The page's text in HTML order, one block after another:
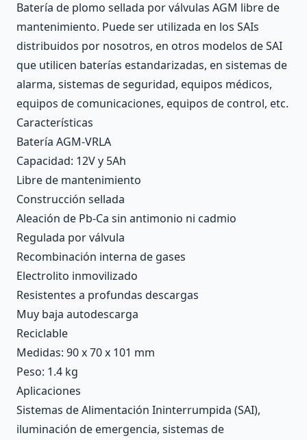
Batería de plomo sellada por válvulas AGM libre de
mantenimiento. Puede ser utilizada en los SAIs
distribuidos por nosotros, en otros modelos de SAI
que utilicen baterías estandarizadas, en sistemas de
alarma, sistemas de seguridad, equipos médicos,
equipos de comunicaciones, equipos de control, etc.
Características
Batería AGM-VRLA
Capacidad: 12V y 5Ah
Libre de mantenimiento
Construcción sellada
Aleación de Pb-Ca sin antimonio ni cadmio
Regulada por válvula
Recombinación interna de gases
Electrolito inmovilizado
Resistentes a profundas descargas
Muy baja autodescarga
Reciclable
Medidas: 90 x 70 x 101 mm
Peso: 1.4 kg
Aplicaciones
Sistemas de Alimentación Ininterrumpida (SAI),
iluminación de emergencia, sistemas de